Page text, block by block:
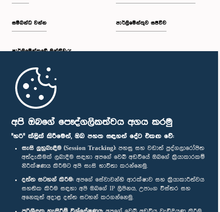
අපි ඔබගේ පෞද්ගලිකත්වය අගය කරමු
"හරි" ක්ලික් කිරීමෙන්, ඔබ පහත සඳහන් දේට එකඟ වේ:
සැසි ලුහුබැඳීම (Session Tracking): පහසු සහ වඩාත් පුද්ගලාරෝපිත
අත්දැකීමක් ලබාදීම සඳහා අපගේ වෙබ් අඩවියේ ඔබගේ ක්‍රියාකාරකම්
නිරීක්ෂණය කිරීමට අපි සැසි භාවිතා කරන්නෙමු.
දත්ත සටහන් කිරීම: අපගේ සේවාවන්හි ආරක්ෂාව සහ ක්‍රියාකාරීත්වය
සහතික කිරීම සඳහා අපි ඔබගේ IP ලිපිනය, උපාංග විස්තර සහ
අනෙකුත් අදාළ දත්ත සටහන් කරගන්නෙමු.
සම්බන්ධ වන්න
පාර්ලි‌මේන්තුවේ මන්ත්‍රීවරු
මුල් පිටුව
පාර්ලිමේන්තුව සජීවීව
පාර්ලිමේන්තු ජංගම යෙදුම
අප හා සම්බන්ධ වී සිටින්න :
සම්මාන